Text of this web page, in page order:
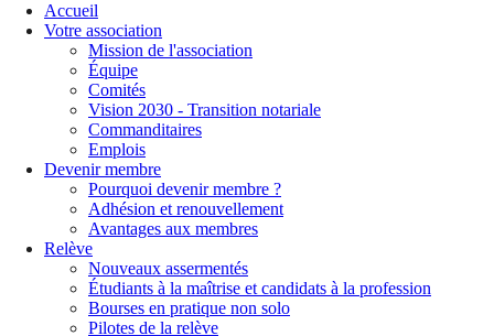
Accueil
Votre association
Mission de l'association
Équipe
Comités
Vision 2030 - Transition notariale
Commanditaires
Emplois
Devenir membre
Pourquoi devenir membre ?
Adhésion et renouvellement
Avantages aux membres
Relève
Nouveaux assermentés
Étudiants à la maîtrise et candidats à la profession
Bourses en pratique non solo
Pilotes de la relève